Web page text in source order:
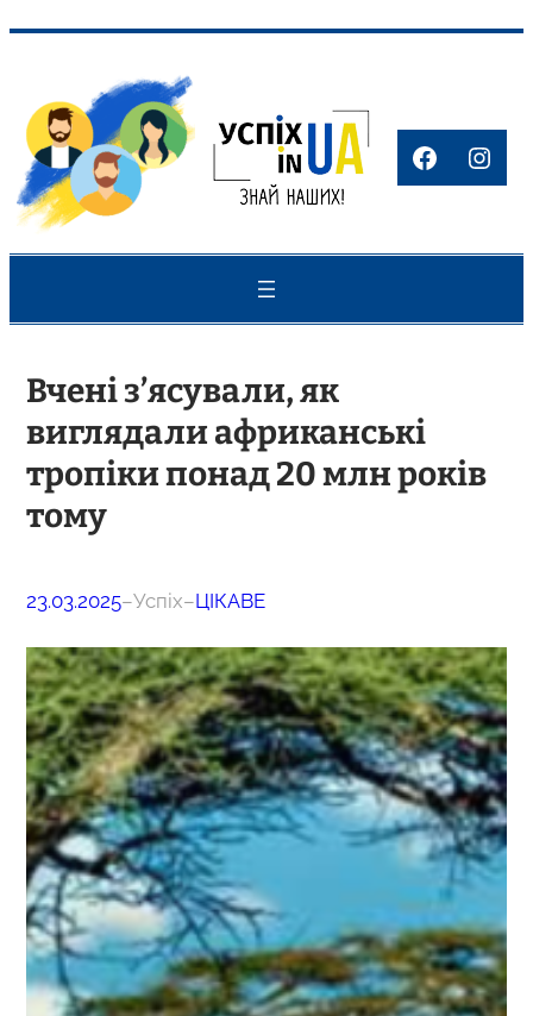
вмісту
Вчені з’ясували, як
виглядали африканські
тропіки понад 20 млн років
тому
23.03.2025–Успіх–ЦІКАВЕ